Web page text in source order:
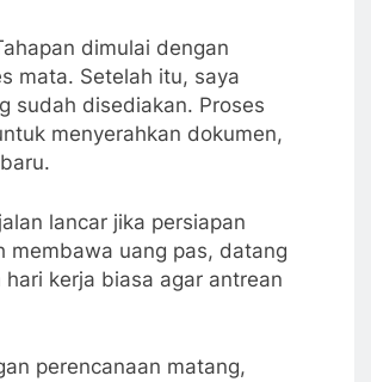
dimulai dengan
mata. Setelah itu, saya
sudah disediakan. Proses
menyerahkan dokumen,
lancar jika persiapan
membawa uang pas, datang
kerja biasa agar antrean
perencanaan matang,